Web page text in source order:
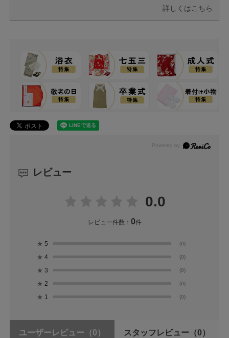
詳しくはこちら
レビュー
0.0
レビュー件数： 0件
★ 5 (0)
★ 4 (0)
★ 3 (0)
★ 2 (0)
★ 1 (0)
ユーザーレビュー （0） スタッフレビュー （0）